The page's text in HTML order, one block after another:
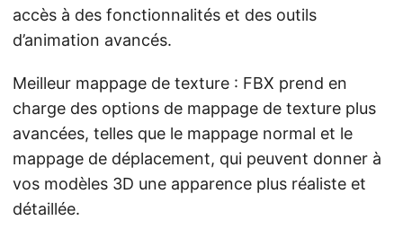
accès à des fonctionnalités et des outils
d’animation avancés.
Meilleur mappage de texture : FBX prend en
charge des options de mappage de texture plus
avancées, telles que le mappage normal et le
mappage de déplacement, qui peuvent donner à
vos modèles 3D une apparence plus réaliste et
détaillée.